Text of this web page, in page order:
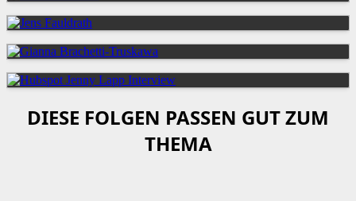
DIESE FOLGEN PASSEN GUT ZUM
THEMA